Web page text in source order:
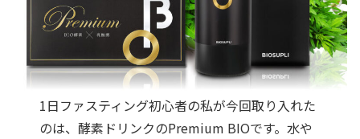
1日ファスティング初心者の私が今回取り入れた
のは、酵素ドリンクのPremium BIOです。水や